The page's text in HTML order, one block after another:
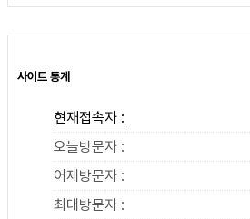
사이트 통계
현재접속자 :
오늘방문자 :
어제방문자 :
최대방문자 :